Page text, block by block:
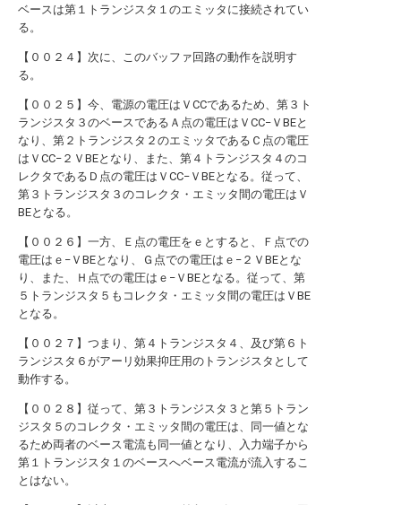
ベースは第１トランジスタ１のエミッタに接続されてい
る。
【００２４】次に、このバッファ回路の動作を説明す
る。
【００２５】今、電源の電圧はＶCCであるため、第３ト
ランジスタ３のベースであるＡ点の電圧はＶCC−ＶBEと
なり、第２トランジスタ２のエミッタであるＣ点の電圧
はＶCC−２ＶBEとなり、また、第４トランジスタ４のコ
レクタであるＤ点の電圧はＶCC−ＶBEとなる。従って、
第３トランジスタ３のコレクタ・エミッタ間の電圧はＶ
BEとなる。
【００２６】一方、Ｅ点の電圧をｅとすると、Ｆ点での
電圧はｅ−ＶBEとなり、Ｇ点での電圧はｅ−２ＶBEとな
り、また、Ｈ点での電圧はｅ−ＶBEとなる。従って、第
５トランジスタ５もコレクタ・エミッタ間の電圧はＶBE
となる。
【００２７】つまり、第４トランジスタ４、及び第６ト
ランジスタ６がアーリ効果抑圧用のトランジスタとして
動作する。
【００２８】従って、第３トランジスタ３と第５トラン
ジスタ５のコレクタ・エミッタ間の電圧は、同一値とな
るため両者のベース電流も同一値となり、入力端子から
第１トランジスタ１のベースへベース電流が流入するこ
とはない。